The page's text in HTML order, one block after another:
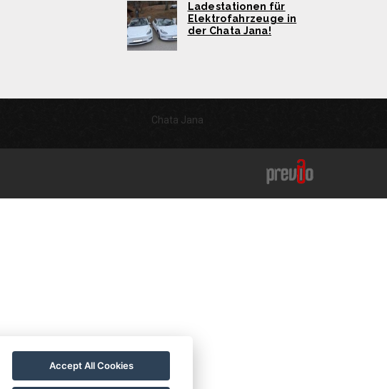
Ladestationen für
Elektrofahrzeuge in
der Chata Jana!
Chata Jana
Accept All Cookies